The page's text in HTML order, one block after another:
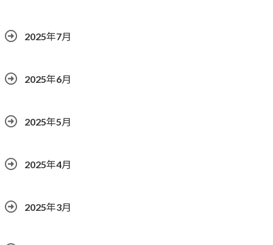
2025年7月
2025年6月
2025年5月
2025年4月
2025年3月